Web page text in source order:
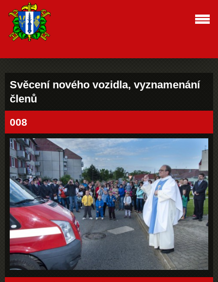
Svěcení nového vozidla, vyznamenání
členů
008